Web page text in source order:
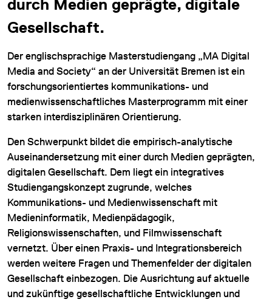
DATENSCHUTZ
DOWNLOADS
COOKIE-EINSTELLUNGEN
durch Medien geprägte, digitale
Gesellschaft.
Der englischsprachige Masterstudiengang „MA Digital
Media and Society“ an der Universität Bremen ist ein
forschungsorientiertes kommunikations- und
medienwissenschaftliches Masterprogramm mit einer
starken interdisziplinären Orientierung.
Den Schwerpunkt bildet die empirisch-analytische
Auseinandersetzung mit einer durch Medien geprägten,
digitalen Gesellschaft. Dem liegt ein integratives
Studiengangskonzept zugrunde, welches
Kommunikations- und Medienwissenschaft mit
Medieninformatik, Medienpädagogik,
Religionswissenschaften, und Filmwissenschaft
vernetzt. Über einen Praxis- und Integrationsbereich
werden weitere Fragen und Themenfelder der digitalen
Gesellschaft einbezogen. Die Ausrichtung auf aktuelle
und zukünftige gesellschaftliche Entwicklungen und